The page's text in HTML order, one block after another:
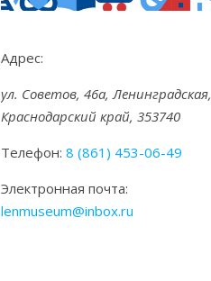
Адрес:
ул. Советов, 46а, Ленинградская,
Краснодарский край, 353740
Телефон: 8 (861) 453-06-49
Электронная почта:
lenmuseum@inbox.ru